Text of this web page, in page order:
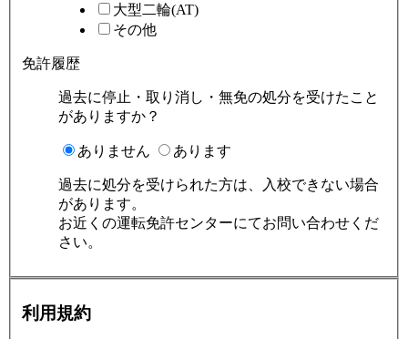
大型二輪(AT)
その他
免許履歴
過去に停止・取り消し・無免の処分を受けたこと
がありますか？
ありません あります
過去に処分を受けられた方は、入校できない場合
があります。
お近くの運転免許センターにてお問い合わせくだ
さい。
利用規約